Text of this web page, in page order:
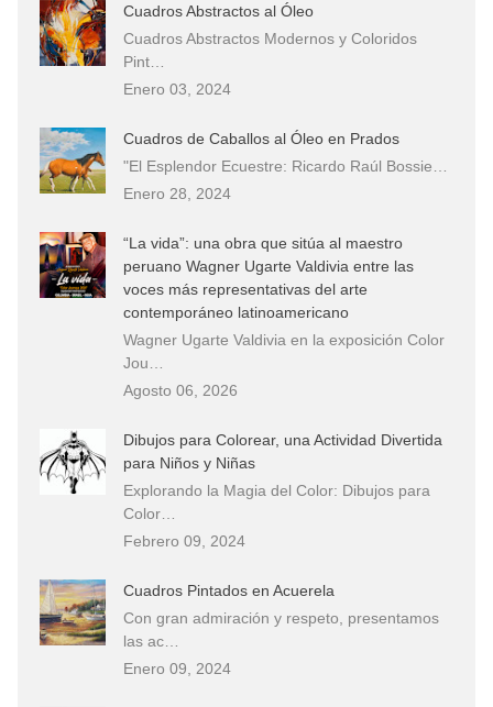
Que significan los cuadros de negras africanas?
El mundo del arte en pintura surrealista
Cuadros Abstractos al Óleo
Cuadros Abstractos Modernos y Coloridos
Pint…
Enero 03, 2024
Cuadros de Caballos al Óleo en Prados
"El Esplendor Ecuestre: Ricardo Raúl Bossie…
Enero 28, 2024
“La vida”: una obra que sitúa al maestro
peruano Wagner Ugarte Valdivia entre las
voces más representativas del arte
contemporáneo latinoamericano
Wagner Ugarte Valdivia en la exposición Color
Jou…
Agosto 06, 2026
Dibujos para Colorear, una Actividad Divertida
para Niños y Niñas
Explorando la Magia del Color: Dibujos para
Color…
Febrero 09, 2024
Cuadros Pintados en Acuerela
Con gran admiración y respeto, presentamos
las ac…
Enero 09, 2024